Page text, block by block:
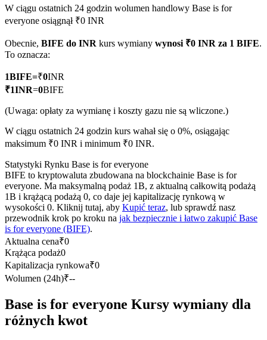
TradFi
towary
Kontrakty terminowe na USDC
Kontrakty futures wykorzystujące USDC jako zabezpieczenie
Kopiowanie Transakcji
Dołącz do najlepszych traderów
W ciągu ostatnich 24 godzin wolumen handlowy Base is for
everyone osiągnął ₹0 INR
Obecnie, BIFE do INR kurs wymiany wynosi ₹0 INR za 1 BIFE.
To oznacza:
1BIFE=₹0INR
₹1INR=0BIFE
(Uwaga: opłaty za wymianę i koszty gazu nie są wliczone.)
W ciągu ostatnich 24 godzin kurs wahał się o 0%, osiągając
maksimum ₹0 INR i minimum ₹0 INR.
Statystyki Rynku Base is for everyone
BIFE to kryptowaluta zbudowana na blockchainie Base is for
everyone. Ma maksymalną podaż 1B, z aktualną całkowitą podażą
1B i krążącą podażą 0, co daje jej kapitalizację rynkową w
wysokości 0. Kliknij tutaj, aby Kupić teraz, lub sprawdź nasz
przewodnik krok po kroku na jak bezpiecznie i łatwo zakupić Base
is for everyone (BIFE).
Aktualna cena₹0
Krążąca podaż0
Kapitalizacja rynkowa₹0
Wolumen (24h)₹--
Base is for everyone Kursy wymiany dla
różnych kwot